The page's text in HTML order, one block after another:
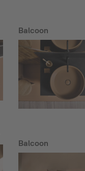
Balcoon
Balcoon